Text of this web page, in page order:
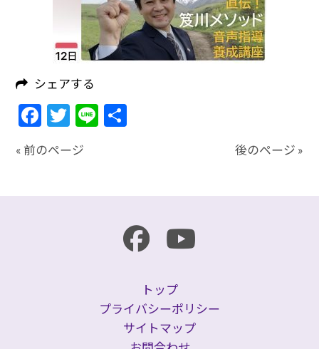
シェアする
Facebook
Twitter
Line
« 前のページ 後のページ »
トップ
プライバシーポリシー
サイトマップ